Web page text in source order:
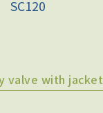
SC120
valve with jacket